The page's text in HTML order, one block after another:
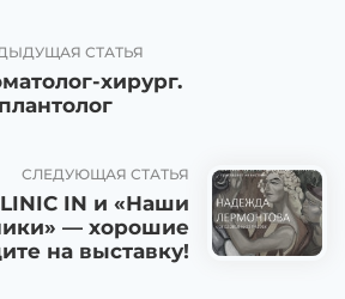
СТАТЬЯ
хирург.
СЛЕДУЮЩАЯ СТАТЬЯ
IN и «Наши
— хорошие
на выставку!